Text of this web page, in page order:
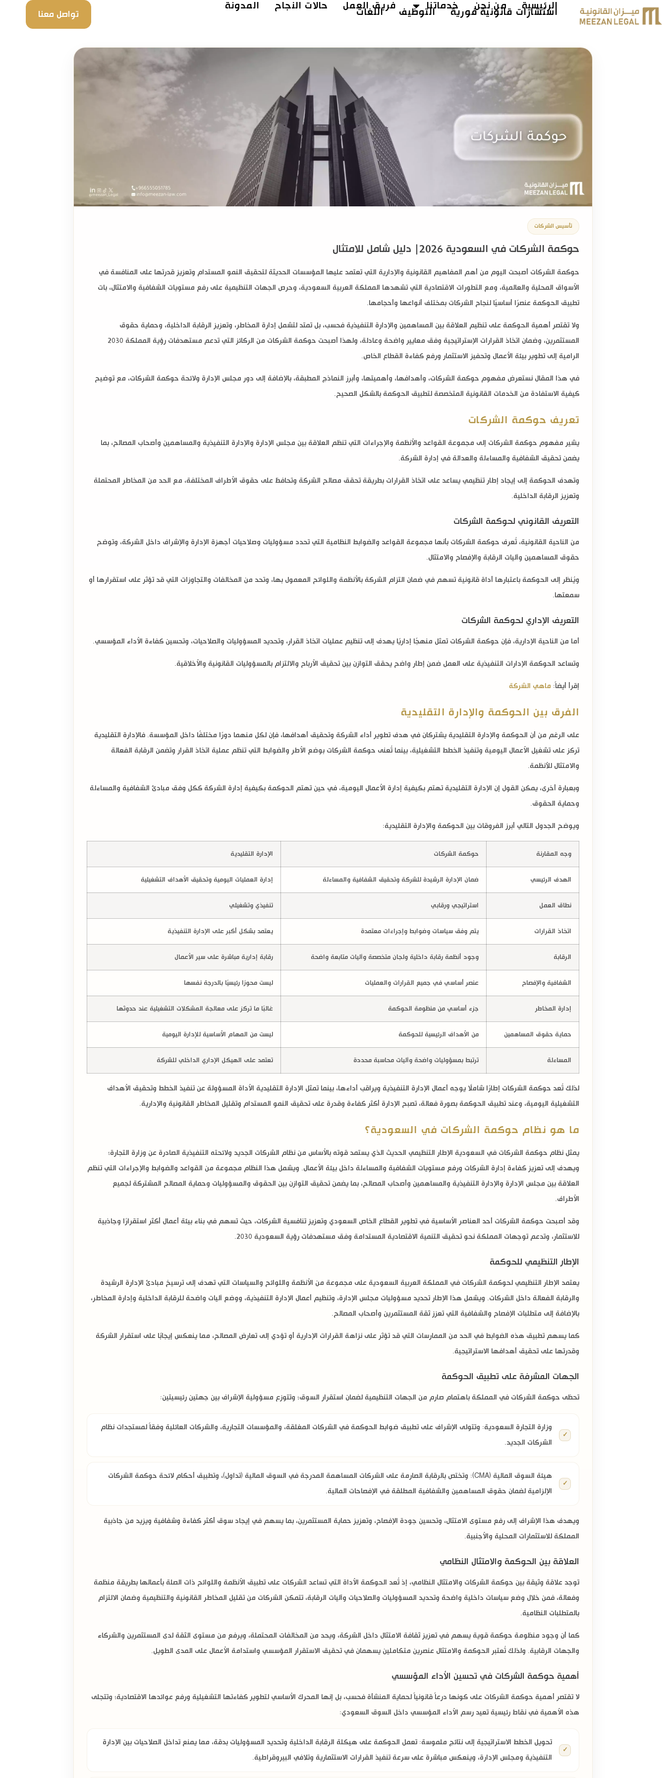
الرئيسية من نحن خدماتنا فريق العمل حالات النجاح المدونة
استشارات قانونية فورية التوظيف اللغات تواصل معنا
تأسيس الشركات
حوكمة الشركات في السعودية 2026| دليل شامل للامتثال
حوكمة الشركات أصبحت اليوم من أهم المفاهيم القانونية والإدارية التي تعتمد عليها المؤسسات الحديثة لتحقيق النمو المستدام وتعزيز قدرتها على المنافسة في
الأسواق المحلية والعالمية، ومع التطورات الاقتصادية التي تشهدها المملكة العربية السعودية، وحرص الجهات التنظيمية على رفع مستويات الشفافية والامتثال، بات
تطبيق الحوكمة عنصرًا أساسيًا لنجاح الشركات بمختلف أنواعها وأحجامها.
ولا تقتصر أهمية الحوكمة على تنظيم العلاقة بين المساهمين والإدارة التنفيذية فحسب، بل تمتد لتشمل إدارة المخاطر، وتعزيز الرقابة الداخلية، وحماية حقوق
المستثمرين، وضمان اتخاذ القرارات الإستراتيجية وفق معايير واضحة وعادلة، ولهذا أصبحت حوكمة الشركات من الركائز التي تدعم مستهدفات رؤية المملكة 2030
الرامية إلى تطوير بيئة الأعمال وتحفيز الاستثمار ورفع كفاءة القطاع الخاص.
في هذا المقال نستعرض مفهوم حوكمة الشركات، وأهدافها، وأهميتها، وأبرز النماذج المطبقة، بالإضافة إلى دور مجلس الإدارة ولائحة حوكمة الشركات، مع توضيح
كيفية الاستفادة من الخدمات القانونية المتخصصة لتطبيق الحوكمة بالشكل الصحيح.
تعريف حوكمة الشركات
يشير مفهوم حوكمة الشركات إلى مجموعة القواعد والأنظمة والإجراءات التي تنظم العلاقة بين مجلس الإدارة والإدارة التنفيذية والمساهمين وأصحاب المصالح، بما
يضمن تحقيق الشفافية والمساءلة والعدالة في إدارة الشركة.
وتهدف الحوكمة إلى إيجاد إطار تنظيمي يساعد على اتخاذ القرارات بطريقة تحقق مصالح الشركة وتحافظ على حقوق الأطراف المختلفة، مع الحد من المخاطر المحتملة
وتعزيز الرقابة الداخلية.
التعريف القانوني لحوكمة الشركات
من الناحية القانونية، تُعرف حوكمة الشركات بأنها مجموعة القواعد والضوابط النظامية التي تحدد مسؤوليات وصلاحيات أجهزة الإدارة والإشراف داخل الشركة، وتوضح
حقوق المساهمين وآليات الرقابة والإفصاح والامتثال.
ويُنظر إلى الحوكمة باعتبارها أداة قانونية تسهم في ضمان التزام الشركة بالأنظمة واللوائح المعمول بها، وتحد من المخالفات والتجاوزات التي قد تؤثر على استقرارها أو
سمعتها.
التعريف الإداري لحوكمة الشركات
أما من الناحية الإدارية، فإن حوكمة الشركات تمثل منهجًا إداريًا يهدف إلى تنظيم عمليات اتخاذ القرار، وتحديد المسؤوليات والصلاحيات، وتحسين كفاءة الأداء المؤسسي.
وتساعد الحوكمة الإدارات التنفيذية على العمل ضمن إطار واضح يحقق التوازن بين تحقيق الأرباح والالتزام بالمسؤوليات القانونية والأخلاقية.
إقرأ أيضاً: ماهي الشركة
الفرق بين الحوكمة والإدارة التقليدية
على الرغم من أن الحوكمة والإدارة التقليدية يشتركان في هدف تطوير أداء الشركة وتحقيق أهدافها، فإن لكل منهما دورًا مختلفًا داخل المؤسسة. فالإدارة التقليدية
تركز على تشغيل الأعمال اليومية وتنفيذ الخطط التشغيلية، بينما تُعنى حوكمة الشركات بوضع الأطر والضوابط التي تنظم عملية اتخاذ القرار وتضمن الرقابة الفعالة
والامتثال للأنظمة.
وبعبارة أخرى، يمكن القول إن الإدارة التقليدية تهتم بكيفية إدارة الأعمال اليومية، في حين تهتم الحوكمة بكيفية إدارة الشركة ككل وفق مبادئ الشفافية والمساءلة
وحماية الحقوق.
ويوضح الجدول التالي أبرز الفروقات بين الحوكمة والإدارة التقليدية:
وجه المقارنة حوكمة الشركات الإدارة التقليدية
الهدف الرئيسي ضمان الإدارة الرشيدة للشركة وتحقيق الشفافية والمساءلة إدارة العمليات اليومية وتحقيق الأهداف التشغيلية
نطاق العمل استراتيجي ورقابي تنفيذي وتشغيلي
اتخاذ القرارات يتم وفق سياسات وضوابط وإجراءات معتمدة يعتمد بشكل أكبر على الإدارة التنفيذية
الرقابة وجود أنظمة رقابة داخلية ولجان متخصصة وآليات متابعة واضحة رقابة إدارية مباشرة على سير الأعمال
الشفافية والإفصاح عنصر أساسي في جميع القرارات والعمليات ليست محورًا رئيسيًا بالدرجة نفسها
إدارة المخاطر جزء أساسي من منظومة الحوكمة غالبًا ما تركز على معالجة المشكلات التشغيلية عند حدوثها
حماية حقوق المساهمين من الأهداف الرئيسية للحوكمة ليست من المهام الأساسية للإدارة اليومية
المساءلة ترتبط بمسؤوليات واضحة وآليات محاسبة محددة تعتمد على الهيكل الإداري الداخلي للشركة
لذلك تُعد حوكمة الشركات إطارًا شاملًا يوجه أعمال الإدارة التنفيذية ويراقب أداءها، بينما تمثل الإدارة التقليدية الأداة المسؤولة عن تنفيذ الخطط وتحقيق الأهداف
التشغيلية اليومية، وعند تطبيق الحوكمة بصورة فعالة، تصبح الإدارة أكثر كفاءة وقدرة على تحقيق النمو المستدام وتقليل المخاطر القانونية والإدارية.
ما هو نظام حوكمة الشركات في السعودية؟
يمثل نظام حوكمة الشركات في السعودية الإطار التنظيمي الحديث الذي يستمد قوته بالأساس من نظام الشركات الجديد ولائحته التنفيذية الصادرة عن وزارة التجارة؛
ويهدف إلى تعزيز كفاءة إدارة الشركات ورفع مستويات الشفافية والمساءلة داخل بيئة الأعمال. ويشمل هذا النظام مجموعة من القواعد والضوابط والإجراءات التي تنظم
العلاقة بين مجلس الإدارة والإدارة التنفيذية والمساهمين وأصحاب المصالح، بما يضمن تحقيق التوازن بين الحقوق والمسؤوليات وحماية المصالح المشتركة لجميع
الأطراف.
وقد أصبحت حوكمة الشركات أحد العناصر الأساسية في تطوير القطاع الخاص السعودي وتعزيز تنافسية الشركات، حيث تسهم في بناء بيئة أعمال أكثر استقرارًا وجاذبية
للاستثمار، وتدعم توجهات المملكة نحو تحقيق التنمية الاقتصادية المستدامة وفق مستهدفات رؤية السعودية 2030.
الإطار التنظيمي للحوكمة
يعتمد الإطار التنظيمي لحوكمة الشركات في المملكة العربية السعودية على مجموعة من الأنظمة واللوائح والسياسات التي تهدف إلى ترسيخ مبادئ الإدارة الرشيدة
والرقابة الفعالة داخل الشركات. ويشمل هذا الإطار تحديد مسؤوليات مجلس الإدارة، وتنظيم أعمال الإدارة التنفيذية، ووضع آليات واضحة للرقابة الداخلية وإدارة المخاطر،
بالإضافة إلى متطلبات الإفصاح والشفافية التي تعزز ثقة المستثمرين وأصحاب المصالح.
كما يسهم تطبيق هذه الضوابط في الحد من الممارسات التي قد تؤثر على نزاهة القرارات الإدارية أو تؤدي إلى تعارض المصالح، مما ينعكس إيجابًا على استقرار الشركة
وقدرتها على تحقيق أهدافها الاستراتيجية.
الجهات المشرفة على تطبيق الحوكمة
تحظى حوكمة الشركات في المملكة باهتمام صارم من الجهات التنظيمية لضمان استقرار السوق؛ وتتوزع مسؤولية الإشراف بين جهتين رئيسيتين:
وزارة التجارة السعودية: وتتولى الإشراف على تطبيق ضوابط الحوكمة في الشركات المغلقة، والمؤسسات التجارية، و الشركات العائلية وفقاً لمستجدات نظام
الشركات الجديد.
هيئة السوق المالية (CMA): وتختص بالرقابة الصارمة على الشركات المساهمة المدرجة في السوق المالية (تداول)، وتطبيق أحكام لائحة حوكمة الشركات
الإلزامية لضمان حقوق المساهمين والشفافية المطلقة في الإفصاحات المالية.
ويهدف هذا الإشراف إلى رفع مستوى الامتثال، وتحسين جودة الإفصاح، وتعزيز حماية المستثمرين، بما يسهم في إيجاد سوق أكثر كفاءة وشفافية ويزيد من جاذبية
المملكة للاستثمارات المحلية والأجنبية.
العلاقة بين الحوكمة والامتثال النظامي
توجد علاقة وثيقة بين حوكمة الشركات والامتثال النظامي، إذ تُعد الحوكمة الأداة التي تساعد الشركات على تطبيق الأنظمة واللوائح ذات الصلة بأعمالها بطريقة منظمة
وفعالة، فمن خلال وضع سياسات داخلية واضحة وتحديد المسؤوليات والصلاحيات وآليات الرقابة، تتمكن الشركات من تقليل المخاطر القانونية والتنظيمية وضمان الالتزام
بالمتطلبات النظامية.
كما أن وجود منظومة حوكمة قوية يسهم في تعزيز ثقافة الامتثال داخل الشركة، ويحد من المخالفات المحتملة، ويرفع من مستوى الثقة لدى المستثمرين والشركاء
والجهات الرقابية. ولذلك تُعتبر الحوكمة والامتثال عنصرين متكاملين يسهمان في تحقيق الاستقرار المؤسسي واستدامة الأعمال على المدى الطويل.
أهمية حوكمة الشركات في تحسين الأداء المؤسسي
لا تقتصر أهمية حوكمة الشركات على كونها درعاً قانونياً لحماية المنشأة فحسب، بل إنها المحرك الأساسي لتطوير كفاءتها التشغيلية ورفع عوائدها الاقتصادية؛ وتتجلى
هذه الأهمية في نقاط رئيسية تعيد رسم الأداء المؤسسي داخل السوق السعودي:
تحويل الخطط الاستراتيجية إلى نتائج ملموسة: تعمل الحوكمة على هيكلة الرقابة الداخلية وتحديد المسؤوليات بدقة، مما يمنع تداخل الصلاحيات بين الإدارة
التنفيذية ومجلس الإدارة، وينعكس مباشرة على سرعة تنفيذ القرارات الاستثمارية وتلافي البيروقراطية.